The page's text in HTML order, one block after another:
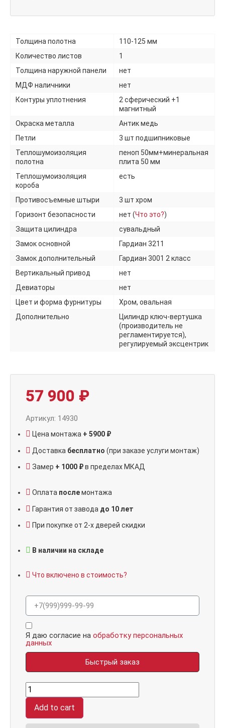
Толщина полотна
110-125 мм
Количество листов
1
Толщина наружной панели
нет
МДФ наличники
нет
Контуры уплотнения
2 сферический +1
магнитный
Окраска металла
Антик медь
Петли
3 шт подшипниковые
Теплошумоизоляция
полотна
пеноп 50мм+минеральная
плита 50 мм
Теплошумоизоляция
короба
есть
Противосъемные штыри
3 шт хром
Горизонт безопасности
нет (Что это?)
Защита цилиндра
сувальдный
Замок основной
Гардиан 3211
Замок дополнительный
Гардиан 3001 2 класс
Вертикальный привод
нет
Девиаторы
нет
Цвет и форма фурнитуры
Хром, овальная
Дополнительно
Цилиндр ключ-вертушка
(производитель не
регламентируется),
регулируемый эксцентрик
57 900 ₽
Артикул: 14930
Цена монтажа + 5900 ₽
Доставка бесплатно (при заказе услуги монтаж)
Замер + 1000 ₽в пределах МКАД
Оплата послемонтажа
Гарантия от завода до 10 лет
При покупке от 2-х дверей скидки
В наличии на складе
Что включено в стоимость?
Я даю согласие на обработку персональных
данных
Быстрый заказ
Терморазрыв
М,
панель
081
Белый
Горизонт
Add to cart